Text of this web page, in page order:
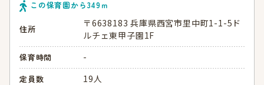
この保育園から349ｍ
住所
〒6638183 兵庫県西宮市里中町1-1-5ド
ルチェ東甲子園1F
保育時間 -
定員数 19人